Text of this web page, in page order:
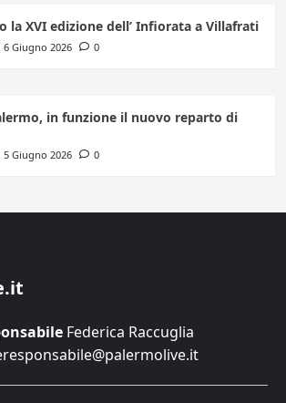
la XVI edizione dell’ Infiorata a Villafrati
6 Giugno 2026 0
in funzione il nuovo reparto di
5 Giugno 2026 0
Federica Raccuglia